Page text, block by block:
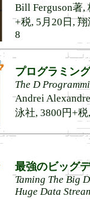
Bill Ferguson著,
+税, 5月20日,
8
プログラミン
The D
Andrei
泳社, 3800円+
最強のビッグ
Taming The Big
Huge Data